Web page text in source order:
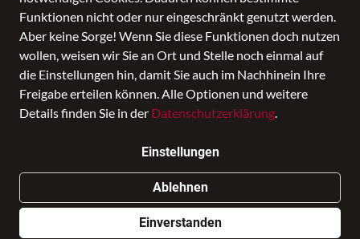
Funktionen nicht oder nur eingeschränkt genutzt werden.
Aber keine Sorge! Wenn Sie diese Funktionen doch nutzen
wollen, weisen wir Sie an Ort und Stelle noch einmal auf
die Einstellungen hin, damit Sie auch im Nachhinein Ihre
Freigabe erteilen können. Alle Optionen und weitere
Details finden Sie in der Datenschutzerklärung.
Einstellungen
Ablehnen
Einverstanden
Hobobag Luisa Charming Cognac
inkl. MwSt., VersandGRATIS
Nur noch weniger als 3 Artikel im Geschäft vorhanden.